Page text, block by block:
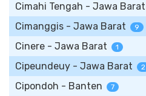
Cimahi Tengah - Jawa Barat
Cimanggis - Jawa Barat 9
Cinere - Jawa Barat 1
Cipeundeuy - Jawa Barat 2
Cipondoh - Banten 7